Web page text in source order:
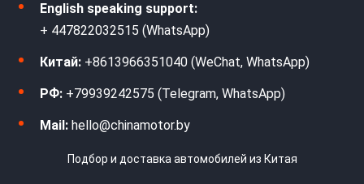
English speaking support:
+ 447822032515 (WhatsApp)
Китай: +8613966351040 (WeChat, WhatsApp)
РФ: +79939242575 (Telegram, WhatsApp)
Mail: hello@chinamotor.by
Подбор и доставка автомобилей из Китая